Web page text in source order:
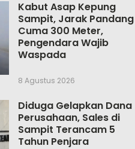
Kabut Asap Kepung
Sampit, Jarak Pandang
Cuma 300 Meter,
Pengendara Wajib
Waspada
8 Agustus 2026
Diduga Gelapkan Dana
Perusahaan, Sales di
Sampit Terancam 5
Tahun Penjara